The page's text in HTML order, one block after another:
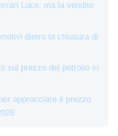
Luce, ma la vendite
dietro la chiusura di
sul prezzo del petrolio in
approcciare il prezzo